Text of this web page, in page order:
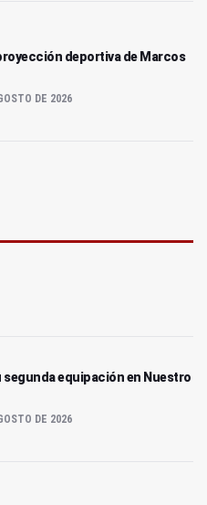
deportiva de Marcos
DE 2026
segunda equipación en Nuestro
DE 2026